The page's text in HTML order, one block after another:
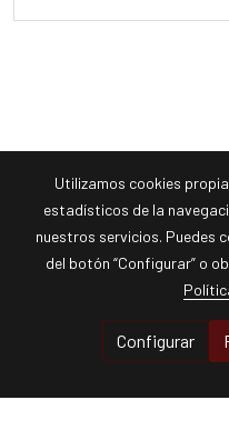
Utilizamos cookies
estadísticos de la
nuestros servicios. Puedes
del botón “Configurar” o
Configurar